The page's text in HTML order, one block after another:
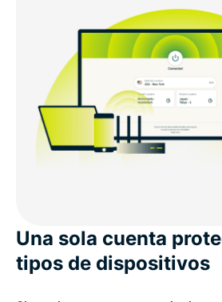
Una sola cuenta
tipos de dispositivos